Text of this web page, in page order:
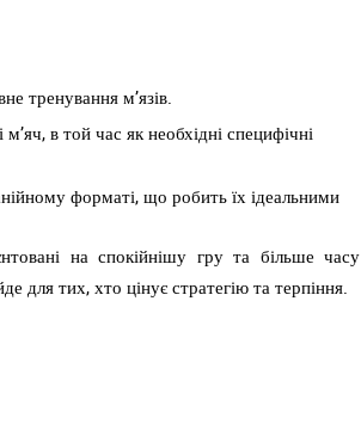
тренування м’язів.
в той час як необхідні специфічні
форматі, що робить їх ідеальними
на спокійнішу гру та більше часу
для тих, хто цінує стратегію та терпіння.